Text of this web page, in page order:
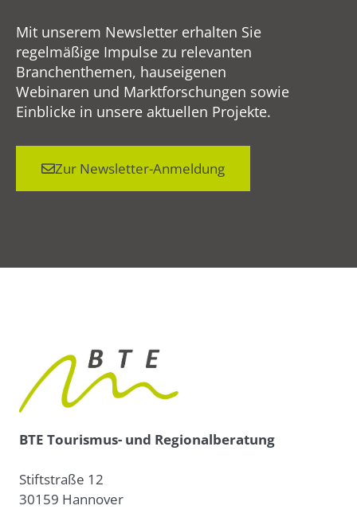
Mit unserem Newsletter erhalten Sie
regelmäßige Impulse zu relevanten
Branchenthemen, hauseigenen
Webinaren und Marktforschungen sowie
Einblicke in unsere aktuellen Projekte.
Zur Newsletter-Anmeldung
BTE Tourismus- und Regionalberatung
Stiftstraße 12
30159 Hannover